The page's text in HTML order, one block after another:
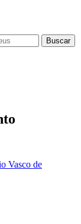
Vasco de